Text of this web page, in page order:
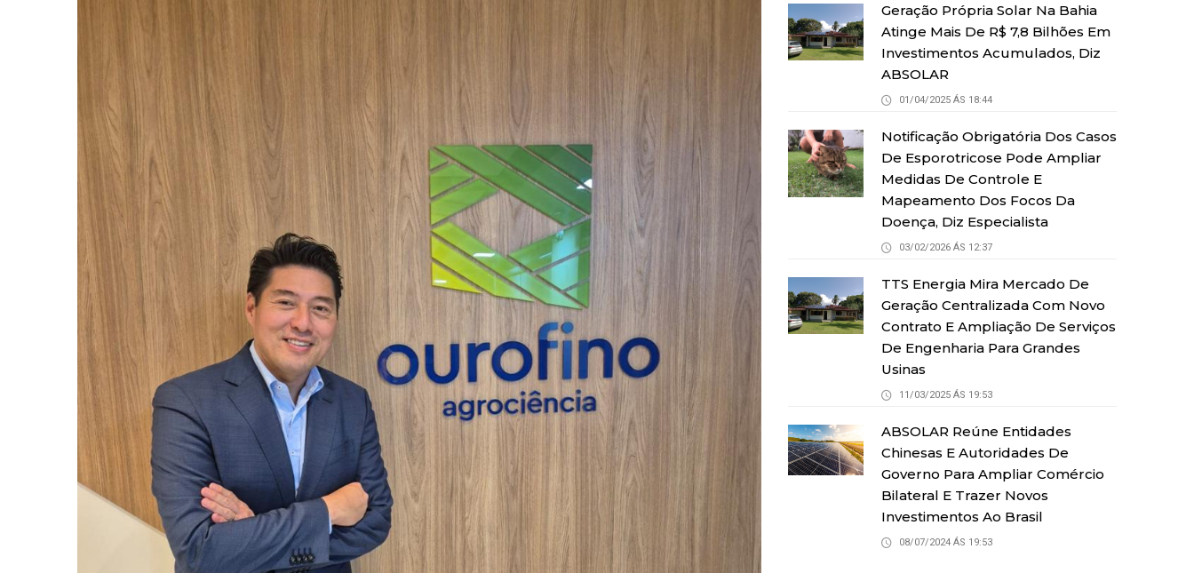
Geração Própria Solar Na Bahia
Atinge Mais De R$ 7,8 Bilhões Em
Investimentos Acumulados, Diz
ABSOLAR
01/04/2025 ÁS 18:44
Notificação Obrigatória Dos Casos
De Esporotricose Pode Ampliar
Medidas De Controle E
Mapeamento Dos Focos Da
Doença, Diz Especialista
03/02/2026 ÁS 12:37
TTS Energia Mira Mercado De
Geração Centralizada Com Novo
Contrato E Ampliação De Serviços
De Engenharia Para Grandes
Usinas
11/03/2025 ÁS 19:53
ABSOLAR Reúne Entidades
Chinesas E Autoridades De
Governo Para Ampliar Comércio
Bilateral E Trazer Novos
Investimentos Ao Brasil
08/07/2024 ÁS 19:53